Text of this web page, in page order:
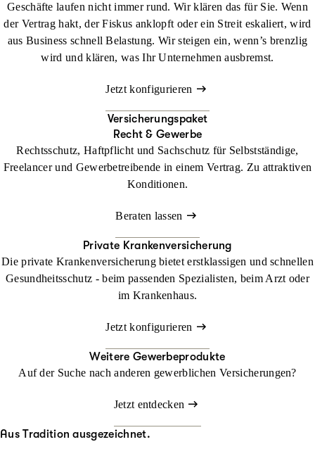
Geschäfte laufen nicht immer rund. Wir klären das für Sie. Wenn
der Vertrag hakt, der Fiskus anklopft oder ein Streit eskaliert, wird
aus Business schnell Belastung. Wir steigen ein, wenn’s brenzlig
wird und klären, was Ihr Unternehmen ausbremst.
Jetzt konfigurieren
Versicherungspaket
Recht & Gewerbe
Rechtsschutz, Haftpflicht und Sachschutz für Selbstständige,
Freelancer und Gewerbetreibende in einem Vertrag. Zu attraktiven
Konditionen.
Beraten lassen
Private Krankenversicherung
Die private Krankenversicherung bietet erstklassigen und schnellen
Gesundheitsschutz - beim passenden Spezialisten, beim Arzt oder
im Krankenhaus.
Jetzt konfigurieren
Weitere Gewerbeprodukte
Auf der Suche nach anderen gewerblichen Versicherungen?
Jetzt entdecken
Aus Tradition ausgezeichnet.